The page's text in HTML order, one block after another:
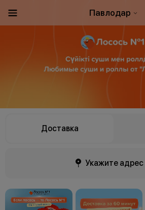
Павлодар
Доставка
Укажите